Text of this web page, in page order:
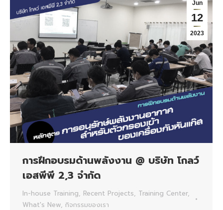
Jun
12
2023
การฝึกอบรมด้านพลังงาน @ บริษัท โกลว์
เอสพีพี 2,3 จำกัด
In-house Training, Recent Projects, Training Center,
What's New, กิจกรรมของเรา